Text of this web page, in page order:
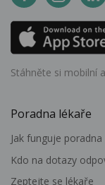
Stáhněte si mobilní
Poradna lékaře
Jak funguje poradna
Kdo na dotazy
Zeptejte se lékaře